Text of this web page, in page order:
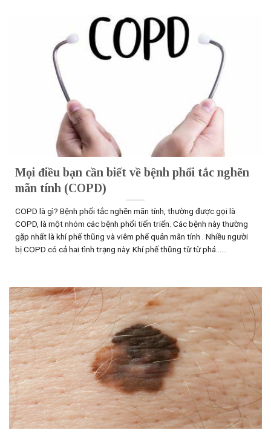
Mọi điều bạn cần biết về bệnh phổi tắc nghẽn
mãn tính (COPD)
COPD là gì? Bệnh phổi tắc nghẽn mãn tính, thường được gọi là
COPD, là một nhóm các bệnh phổi tiến triển. Các bệnh này thường
gặp nhất là khí phế thũng và viêm phế quản mãn tính . Nhiều người
bị COPD có cả hai tình trạng này. Khí phế thũng từ từ phá......